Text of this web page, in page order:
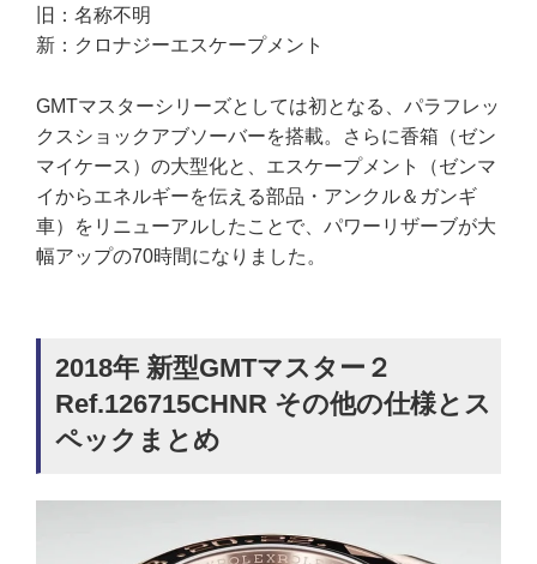
旧：名称不明
新：クロナジーエスケープメント
GMTマスターシリーズとしては初となる、パラフレッ
クスショックアブソーバーを搭載。さらに香箱（ゼン
マイケース）の大型化と、エスケープメント（ゼンマ
イからエネルギーを伝える部品・アンクル＆ガンギ
車）をリニューアルしたことで、パワーリザーブが大
幅アップの70時間になりました。
2018年 新型GMTマスター２
Ref.126715CHNR その他の仕様とス
ペックまとめ